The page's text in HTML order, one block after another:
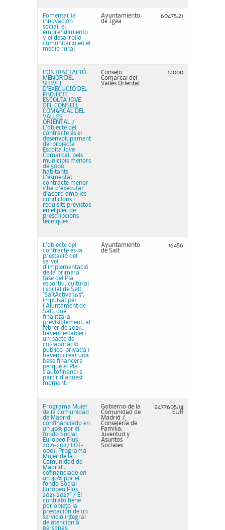
Fomentar la
innovación
social, el
emprendimiento
y el desarrollo
comunitario en el
medio rural
Ayuntamiento
de Igea
60475,21
CONTRACTACIÓ
MENOR DEL
SERVEI
D’EXECUCIÓ DEL
PROJECTE
ESCOLTA JOVE
DEL CONSELL
COMARCAL DEL
VALLÈS
ORIENTAL /
L’objecte del
contracte és el
desenvolupament
del projecte
Escolta Jove
Comarcal, pels
municipis menors
de 5000
habitants.
L’esmentat
contracte menor
s’ha d’executar
d’acord amb les
condicions i
requisits previstos
en el plec de
prescripcions
tècniques
Consejo
Comarcal del
Vallès Oriental
14000
L’objecte del
contracte és la
prestació del
servei
d’implementació
de la primera
fase del Pla
esportiu, cultural
i social de Salt
"SaltActiva365",
impulsat per
l’Ajuntament de
Salt, que
finalitzarà,
previsiblement, al
febrer de 2026,
havent establert
un pacte de
col·laboració
publico-privada i
havent creat una
base financera
perquè el Pla
s’autofinanci a
partir d’aquest
moment.
Ayuntamiento
de Salt
16456
Programa Mujer
de la Comunidad
de Madrid,
confinanciado en
un 40% por el
fondo Social
Europeo Plus
2021-2027 LOT-
0001: Programa
Mujer de la
Comunidad de
Madrid”,
cofinanciado en
un 40% por el
fondo Social
Europeo Plus
2021-2027” / El
contrato tiene
por objeto la
prestación de un
servicio integral
de atención a
personas,
Gobierno de la
Comunidad de
Madrid /
Consejería de
Familia,
Juventud y
Asuntos
Sociales
2477605,14
EUR